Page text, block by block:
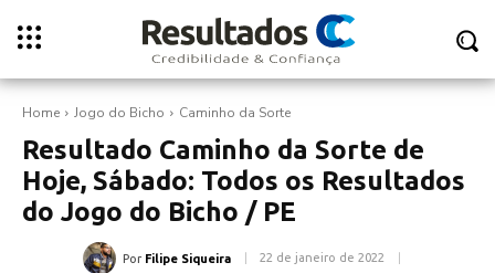
Home Jogo do Bicho Caminho da Sorte
Resultado Caminho da Sorte de
Hoje, Sábado: Todos os Resultados
do Jogo do Bicho / PE
Por Filipe Siqueira 22 de janeiro de 2022